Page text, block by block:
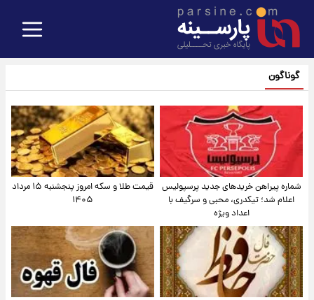
گوناگون
شماره پیراهن خریدهای جدید پرسپولیس
اعلام شد؛ تیکدری، محبی و سرگیف با
اعداد ویژه
قیمت طلا و سکه امروز پنجشنبه ۱۵ مرداد
۱۴۰۵